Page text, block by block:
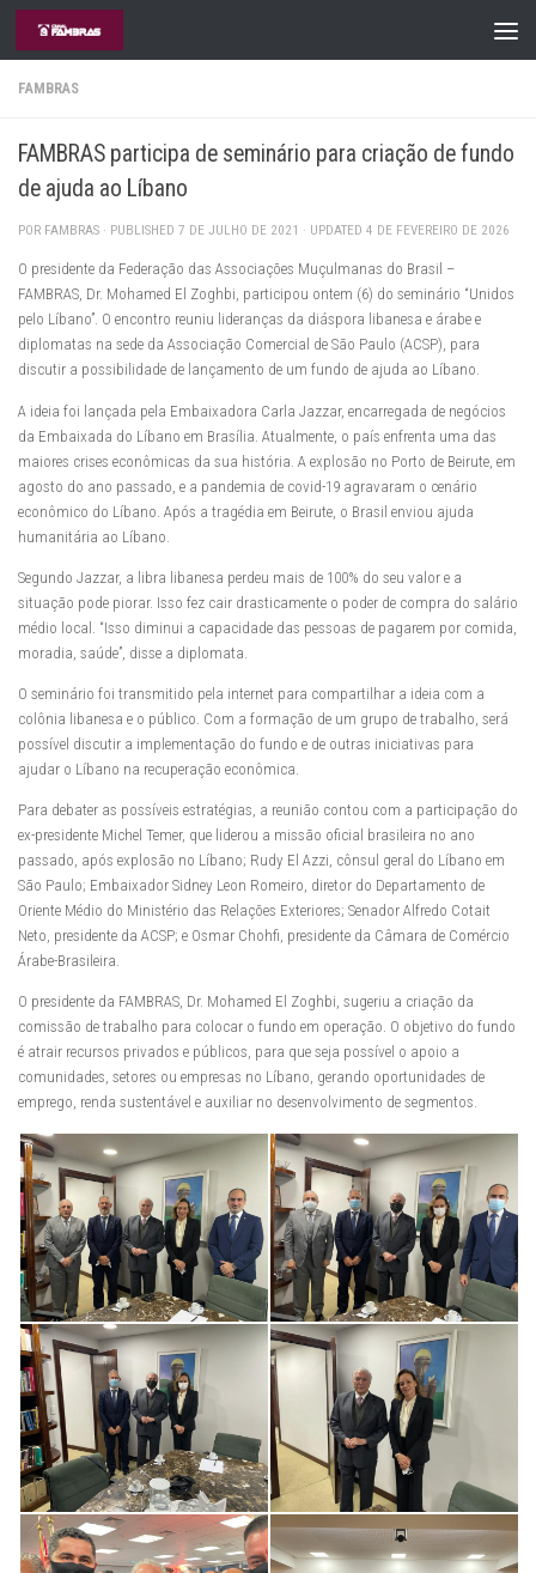
Skip to content
FAMBRAS
FAMBRAS participa de seminário para criação de fundo
de ajuda ao Líbano
POR FAMBRAS · PUBLISHED 7 DE JULHO DE 2021 · UPDATED 4 DE FEVEREIRO DE 2026
O presidente da Federação das Associações Muçulmanas do Brasil –
FAMBRAS, Dr. Mohamed El Zoghbi, participou ontem (6) do seminário “Unidos
pelo Líbano”. O encontro reuniu lideranças da diáspora libanesa e árabe e
diplomatas na sede da Associação Comercial de São Paulo (ACSP), para
discutir a possibilidade de lançamento de um fundo de ajuda ao Líbano.
A ideia foi lançada pela Embaixadora Carla Jazzar, encarregada de negócios
da Embaixada do Líbano em Brasília. Atualmente, o país enfrenta uma das
maiores crises econômicas da sua história. A explosão no Porto de Beirute, em
agosto do ano passado, e a pandemia de covid-19 agravaram o cenário
econômico do Líbano. Após a tragédia em Beirute, o Brasil enviou ajuda
humanitária ao Líbano.
Segundo Jazzar, a libra libanesa perdeu mais de 100% do seu valor e a
situação pode piorar. Isso fez cair drasticamente o poder de compra do salário
médio local. “Isso diminui a capacidade das pessoas de pagarem por comida,
moradia, saúde”, disse a diplomata.
O seminário foi transmitido pela internet para compartilhar a ideia com a
colônia libanesa e o público. Com a formação de um grupo de trabalho, será
possível discutir a implementação do fundo e de outras iniciativas para
ajudar o Líbano na recuperação econômica.
Para debater as possíveis estratégias, a reunião contou com a participação do
ex-presidente Michel Temer, que liderou a missão oficial brasileira no ano
passado, após explosão no Líbano; Rudy El Azzi, cônsul geral do Líbano em
São Paulo; Embaixador Sidney Leon Romeiro, diretor do Departamento de
Oriente Médio do Ministério das Relações Exteriores; Senador Alfredo Cotait
Neto, presidente da ACSP; e Osmar Chohfi, presidente da Câmara de Comércio
Árabe-Brasileira.
O presidente da FAMBRAS, Dr. Mohamed El Zoghbi, sugeriu a criação da
comissão de trabalho para colocar o fundo em operação. O objetivo do fundo
é atrair recursos privados e públicos, para que seja possível o apoio a
comunidades, setores ou empresas no Líbano, gerando oportunidades de
emprego, renda sustentável e auxiliar no desenvolvimento de segmentos.